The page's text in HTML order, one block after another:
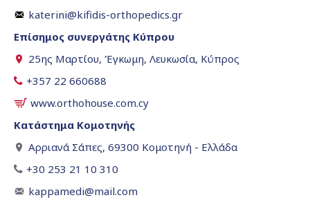
katerini@kifidis-orthopedics.gr
Επίσημος συνεργάτης Κύπρου
25ης Μαρτίου, Έγκωμη, Λευκωσία, Κύπρος
+357 22 660688
www.orthohouse.com.cy
Κατάστημα Κομοτηνής
Αρριανά Σάπες, 69300 Κομοτηνή - Ελλάδα
+30 253 21 10 310
kappamedi@mail.com